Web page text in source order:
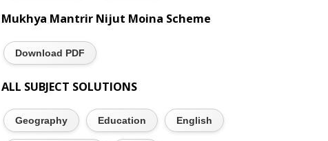
Mukhya Mantrir Nijut Moina Scheme
Download PDF
ALL SUBJECT SOLUTIONS
Geography Education English